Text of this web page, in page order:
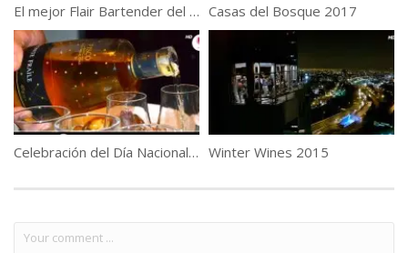
El mejor Flair Bartender del mundo en Chile , Master class Casas del Bosque 2017
Celebración del Día Nacional del Pisco Winter Wines 2015